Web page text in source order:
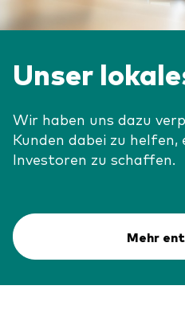
Unser
Wir haben uns dazu
Kunden dabei zu
Investoren zu schaffen.
Mehr